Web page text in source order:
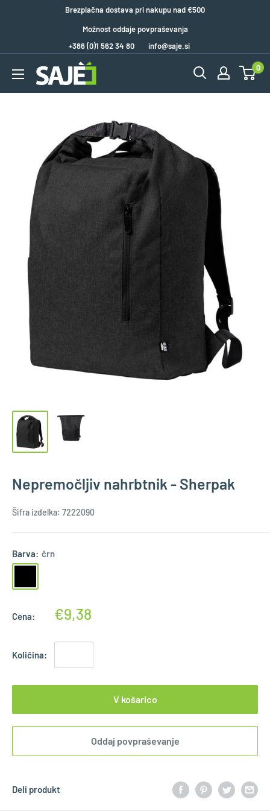
Brezplačna dostava pri nakupu nad €500
Možnost oddaje povpraševanja
+386 (0)1 562 34 80
info@saje.si
0
Nepremočljiv nahrbtnik - Sherpak
Šifra izdelka: 7222090
Barva: črn
Cena: €9,38
Količina:
V košarico
Oddaj povpraševanje
Deli produkt